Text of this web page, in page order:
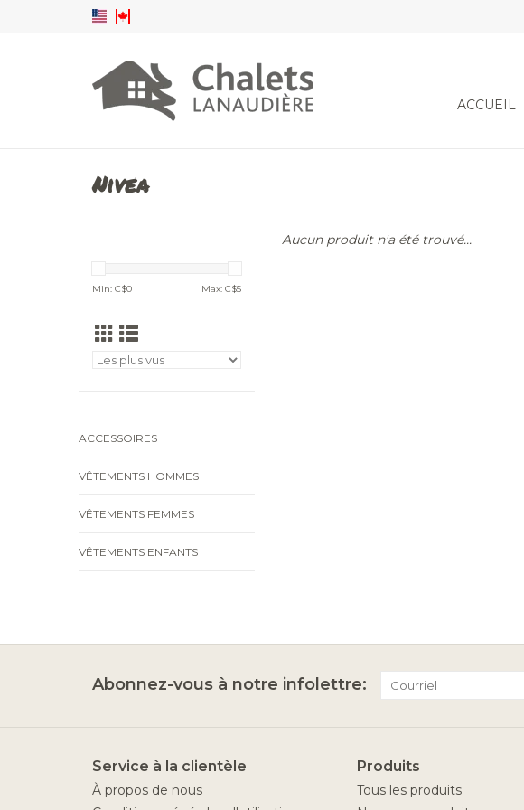
ACCUEIL
Nivea
Min: C$0 Max: C$5
ACCESSOIRES
VÊTEMENTS HOMMES
VÊTEMENTS FEMMES
VÊTEMENTS ENFANTS
Aucun produit n'a été trouvé...
Abonnez-vous à notre infolettre:
Service à la clientèle
À propos de nous
Produits
Tous les produits